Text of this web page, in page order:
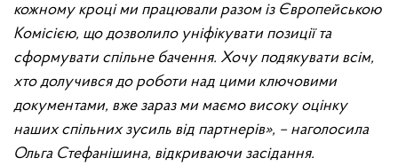
кожному кроці ми працювали разом із Європейською
Комісією, що дозволило уніфікувати позиції та
сформувати спільне бачення. Хочу подякувати всім,
хто долучився до роботи над цими ключовими
документами, вже зараз ми маємо високу оцінку
наших спільних зусиль від партнерів», – наголосила
Ольга Стефанішина, відкриваючи засідання.